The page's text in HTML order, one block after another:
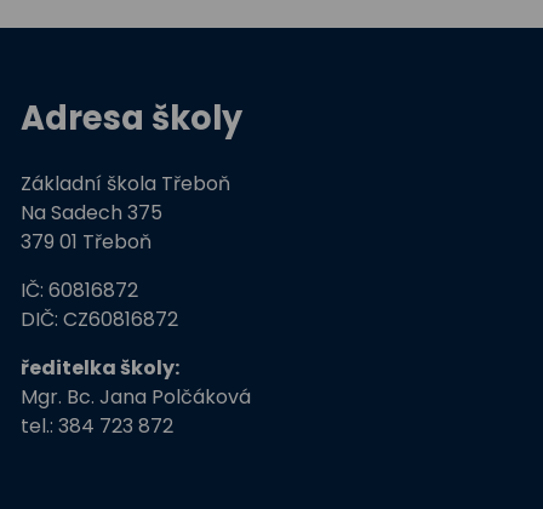
Adresa školy
Základní škola Třeboň
Na Sadech 375
379 01 Třeboň
IČ: 60816872
DIČ: CZ60816872
ředitelka školy:
Mgr. Bc. Jana Polčáková
tel.: 384 723 872